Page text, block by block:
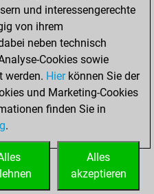
0
0
und interessengerechte
von ihrem
neben technisch
Cookies sowie
werden. Hierkönnen Sie der
und Marketing-Cookies
finden Sie in
.
Alles
akzeptieren